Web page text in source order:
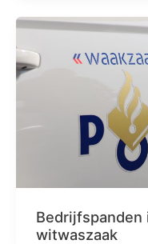
Bedrijfspanden
witwaszaak